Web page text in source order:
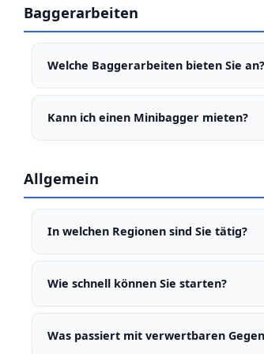
Entsorgungsfachbetrieben zusammen.
Baggerarbeiten
Welche Baggerarbeiten bieten Sie an?
Pool-/Zisternen-/Fundamentaushub,
Kann ich einen Minibagger mieten?
Allgemein
In welchen Regionen sind Sie tätig?
Über 644 Städte in Bamberg, Coburg,
Wie schnell können Sie starten?
In der Regel innerhalb von 48 Stunden.
Was passiert mit verwertbaren